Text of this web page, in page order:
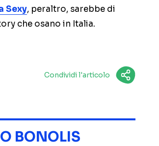
Sexy, peraltro, sarebbe di
che osano in Italia.
Condividi l'articolo
BONOLIS